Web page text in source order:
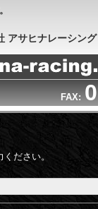
アサヒナレーシン
FAX:
ださい。